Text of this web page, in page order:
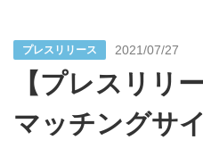
プレスリリース 2021/07/27
【プレスリリ
マッチングサ